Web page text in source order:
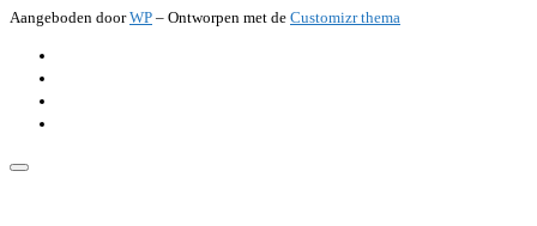
Aangeboden doorWP – Ontworpen met de Customizr thema